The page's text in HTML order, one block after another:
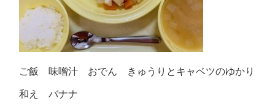
ご飯 味噌汁 おでん きゅうりとキャベツのゆかり
和え バナナ